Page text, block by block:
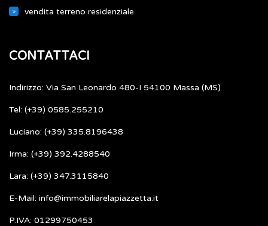
vendita terreno residenziale
CONTATTACI
Indirizzo: Via San Leonardo 480-I 54100 Massa (MS)
Tel: (+39) 0585.255210
Luciano: (+39) 335.8196438
Irma: (+39) 392.4288540
Lara: (+39) 347.3115840
E-Mail: info@immobiliarelapiazzetta.it
P.IVA: 01299750453